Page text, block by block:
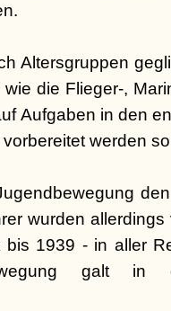
Altersgruppen
die Flieger-,
Aufgaben in den
werden
wurden
1939 - in aller
galt in